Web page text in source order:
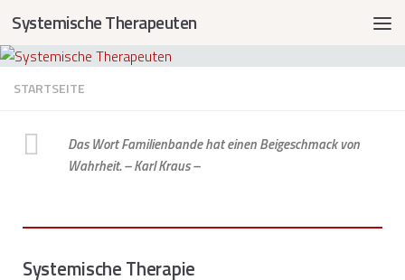
Systemische Therapeuten
STARTSEITE
Das Wort Familienbande hat einen Beigeschmack von
Wahrheit. – Karl Kraus –
Systemische Therapie